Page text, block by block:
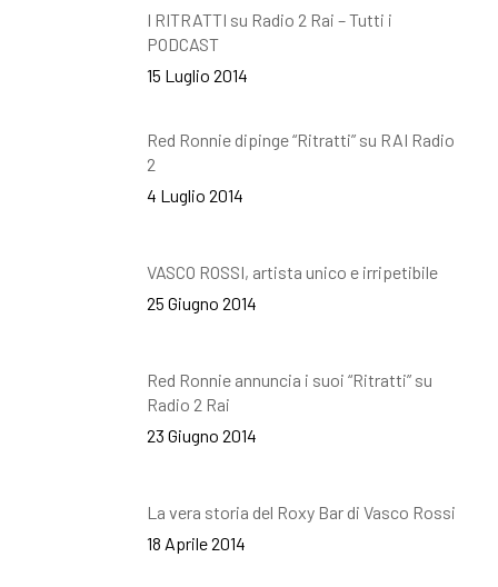
I RITRATTI su Radio 2 Rai – Tutti i
PODCAST
15 Luglio 2014
Red Ronnie dipinge “Ritratti” su RAI Radio
2
4 Luglio 2014
VASCO ROSSI, artista unico e irripetibile
25 Giugno 2014
Red Ronnie annuncia i suoi “Ritratti” su
Radio 2 Rai
23 Giugno 2014
La vera storia del Roxy Bar di Vasco Rossi
18 Aprile 2014